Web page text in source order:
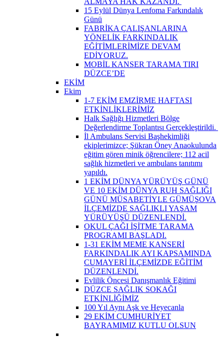
15 Eylül Dünya Lenfoma Farkındalık
Günü
FABRİKA ÇALIŞANLARINA
YÖNELİK FARKINDALIK
EĞİTİMLERİMİZE DEVAM
EDİYORUZ.
MOBİL KANSER TARAMA TIRI
DÜZCE’DE
EKİM
Ekim
1-7 EKİM EMZİRME HAFTASI
ETKİNLİKLERİMİZ
Halk Sağlığı Hizmetleri Bölge
Değerlendirme Toplantısı Gerçekleştirildi. ​
İl Ambulans Servisi Başhekimliği
ekiplerimizce; Şükran Öney Anaokulunda
eğitim gören minik öğrencilere; 112 acil
sağlık hizmetleri ve ambulans tanıtımı
yapıldı.
1 EKİM DÜNYA YÜRÜYÜŞ GÜNÜ
VE 10 EKİM DÜNYA RUH SAĞLIĞI
GÜNÜ MÜSABETİYLE GÜMÜŞOVA
İLÇEMİZDE SAĞLIKLI YAŞAM
YÜRÜYÜŞÜ DÜZENLENDİ.
OKUL ÇAĞI İŞİTME TARAMA
PROGRAMI BAŞLADI.
1-31 EKİM MEME KANSERİ
FARKINDALIK AYI KAPSAMINDA
CUMAYERİ İLÇEMİZDE EĞİTİM
DÜZENLENDİ.
Evlilik Öncesi Danışmanlık Eğitimi
DÜZCE SAĞLIK SOKAĞI
ETKİNLİĞİMİZ
100 Yıl Aynı Aşk ve Heyecanla
29 EKİM CUMHURİYET
BAYRAMIMIZ KUTLU OLSUN